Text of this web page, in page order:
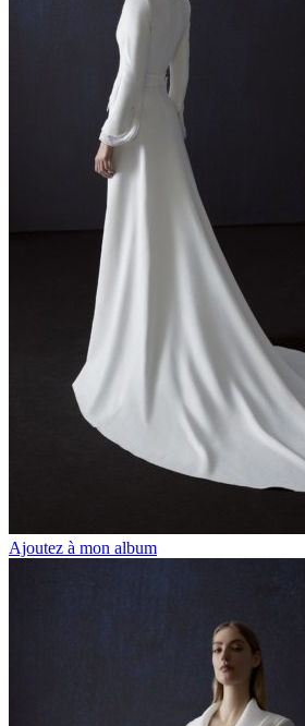
Ajoutez à mon album